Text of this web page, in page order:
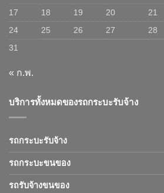
17
18 19 20 21
24
25 26 27 28
31
« ก.พ.
บริการทั้งหมดของรถกระบะรับจ้าง
รถกระบะรับจ้าง
รถกระบะขนของ
รถรับจ้างขนของ